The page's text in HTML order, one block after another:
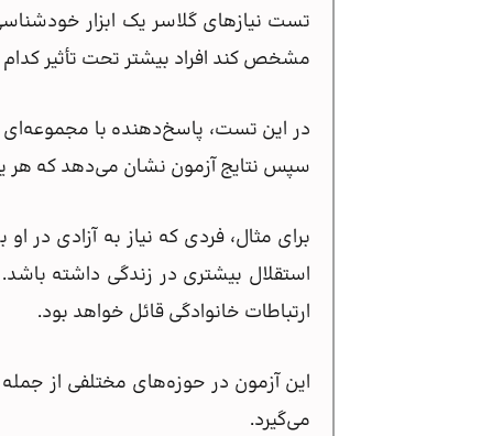
تست نیازهای گلاسر یک ابزار
مشخص کند افراد بیشتر تحت تأثیر کدام
در این تست، پاسخ‌دهنده با
سپس نتایج آزمون نشان می‌دهد که هر
برای مثال، فردی که نیاز به آزادی
استقلال بیشتری در زندگی داشته
ارتباطات خانوادگی قائل خواهد بود.
این آزمون در حوزه‌های مختلفی از
می‌گیرد.